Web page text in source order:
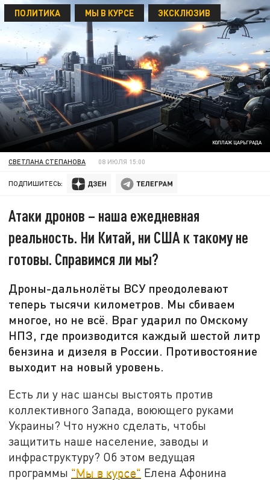
КОЛЛАЖ ЦАРЬГРАДА
ПОЛИТИКА МЫ В КУРСЕ ЭКСКЛЮЗИВ
СВЕТЛАНА СТЕПАНОВА 08 ИЮЛЯ 15:00
ПОДПИШИТЕСЬ:
Атаки дронов – наша ежедневная
реальность. Ни Китай, ни США к такому не
готовы. Справимся ли мы?
Дроны-дальнолёты ВСУ преодолевают
теперь тысячи километров. Мы сбиваем
многое, но не всё. Враг ударил по Омскому
НПЗ, где производится каждый шестой литр
бензина и дизеля в России. Противостояние
выходит на новый уровень.
Есть ли у нас шансы выстоять против
коллективного Запада, воюющего руками
Украины? Что нужно сделать, чтобы
защитить наше население, заводы и
инфраструктуру? Об этом ведущая
программы "Мы в курсе" Елена Афонина